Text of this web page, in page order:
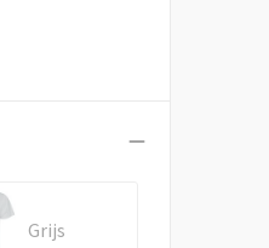
Grijs